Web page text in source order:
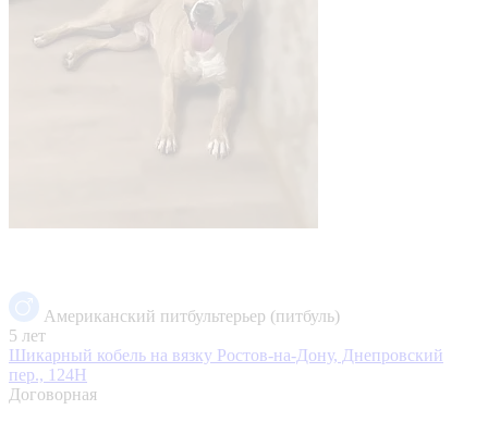
Американский питбультерьер (питбуль)
5 лет
Шикарный кобель на вязку Ростов-на-Дону, Днепровский
пер., 124Н
Договорная